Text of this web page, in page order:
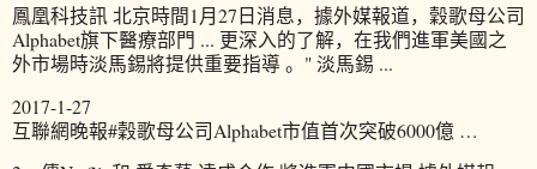
鳳凰科技訊 北京時間1月27日消息，據外媒報道，穀歌母公司
Alphabet旗下醫療部門 ... 更深入的了解，在我們進軍美國之
外市場時淡馬錫將提供重要指導 。" 淡馬錫 ...
2017-1-27
互聯網晚報#穀歌母公司Alphabet市值首次突破6000億 …